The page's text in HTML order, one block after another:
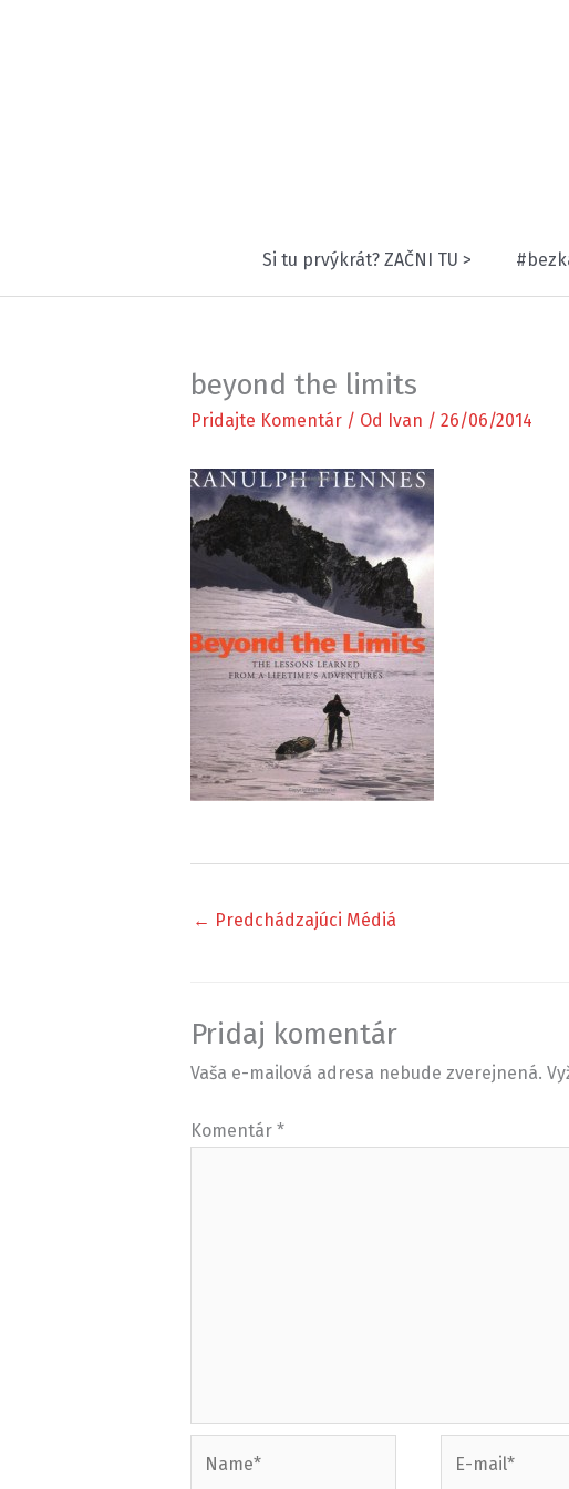
Si tu prvýkrát? ZAČNI TU >
beyond the limits
Pridajte Komentár / Od Ivan / 26/06/2014
← Predchádzajúci Médiá
Pridaj komentár
Vaša e-mailová adresa nebude zverejnená.
Komentár *